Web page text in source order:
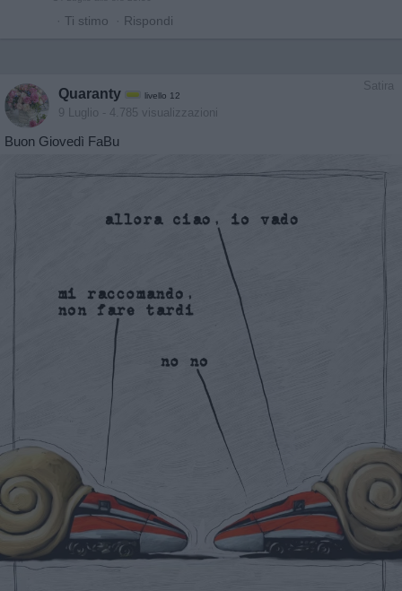
· Ti stimo · Rispondi
Satira
Quaranty livello 12
9 Luglio - 4.785 visualizzazioni
Buon Giovedì FaBu